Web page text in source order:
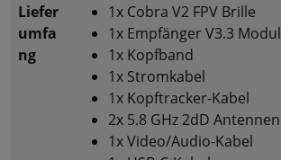
Liefer
umfa
ng
1x Cobra V2 FPV Brille
1x Empfänger V3.3 Modul
1x Kopfband
1x Stromkabel
1x Kopftracker-Kabel
2x 5.8 GHz 2dD Antennen
1x Video/Audio-Kabel